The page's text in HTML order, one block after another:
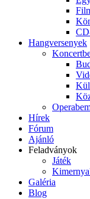
Hangversenyek
Hírek
Fórum
Ajánló
Feladványok
Játék
Galéria
Blog